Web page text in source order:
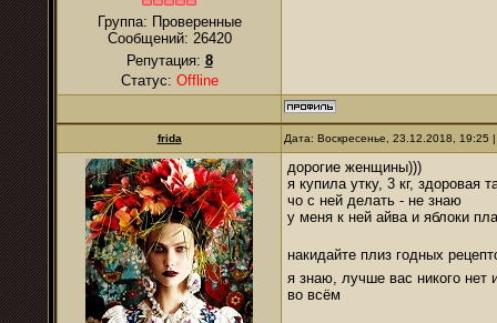
Группа: Проверенные
Сообщений: 26420
Репутация: 8
Статус: Offline
frida Дата: Воскресенье, 23.12.2018,
дорогие женщины)))
я купила утку, 3 кг, здоровая
чо с ней делать - не знаю
у меня к ней айва и яблоки
накидайте плиз годных
я знаю, лучше вас никого нет
во всём